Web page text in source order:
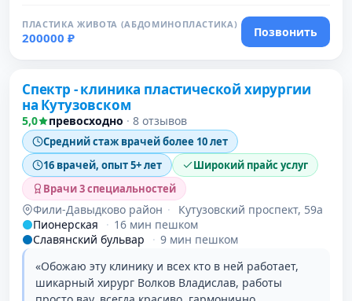
ПЛАСТИКА ЖИВОТА (АБДОМИНОПЛАСТИКА)
200000 ₽
Позвонить
Проверено
Спектр - клиника пластической хирургии
на Кутузовском
5,0 превосходно · 8 отзывов
Средний стаж врачей более 10 лет
16 врачей, опыт 5+ лет
Широкий прайс услуг
Врачи 3 специальностей
Фили-Давыдково район ·
Кутузовский проспект, 59а
Пионерская
· 16 мин пешком
Славянский бульвар
· 9 мин пешком
«Обожаю эту клинику и всех кто в ней работает,
шикарный хирург Волков Владислав, работы